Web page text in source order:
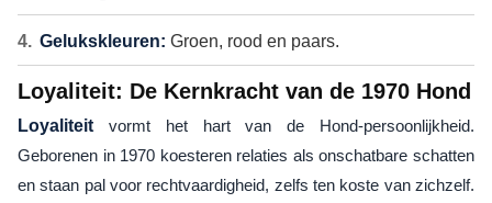
Gelukskleuren: Groen, rood en paars.
Loyaliteit: De Kernkracht van de 1970 Hond
Loyaliteit vormt het hart van de Hond-persoonlijkheid.
Geborenen in 1970 koesteren relaties als onschatbare schatten
en staan pal voor rechtvaardigheid, zelfs ten koste van zichzelf.